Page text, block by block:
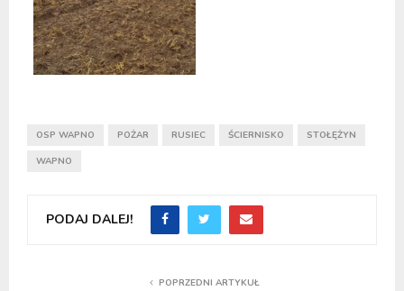
OSP WAPNO POŻAR RUSIEC ŚCIERNISKO STOŁĘŻYN
WAPNO
PODAJ DALEJ!
POPRZEDNI ARTYKUŁ